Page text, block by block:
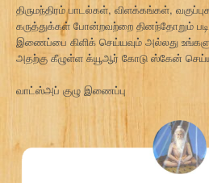
திருமந்திரம் பாடல்கள், விளக்கங்கள்,
கருத்துக்கள் போன்றவற்றை தினந்தோறும்
இணைப்பை கிளிக் செய்யவும் அல்லது
அதற்கு கீழுள்ள க்யூஆர் கோடு ஸ்கேன்
வாட்ஸ்அப் குழு இணைப்பு